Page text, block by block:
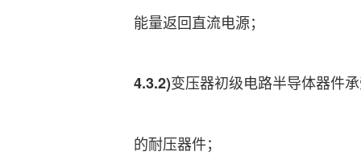
能量返回直流电源；
4.3.2)变压器初级电路半导体器件
的耐压器件；